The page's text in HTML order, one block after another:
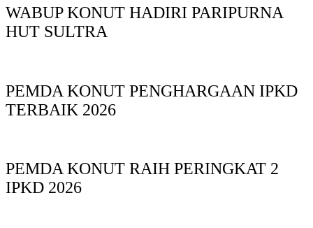
WABUP KONUT HADIRI PARIPURNA
HUT SULTRA
PEMDA KONUT PENGHARGAAN IPKD
TERBAIK 2026
PEMDA KONUT RAIH PERINGKAT 2
IPKD 2026